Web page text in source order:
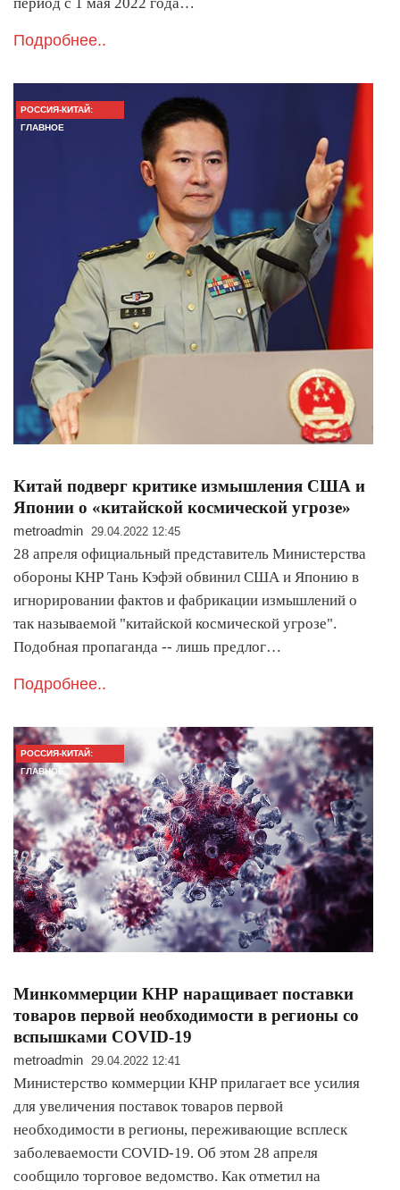
период с 1 мая 2022 года…
Подробнее..
РОССИЯ-КИТАЙ:
ГЛАВНОЕ
Китай подверг критике измышления США и
Японии о «китайской космической угрозе»
metroadmin 29.04.2022 12:45
28 апреля официальный представитель Министерства
обороны КНР Тань Кэфэй обвинил США и Японию в
игнорировании фактов и фабрикации измышлений о
так называемой "китайской космической угрозе".
Подобная пропаганда -- лишь предлог…
Подробнее..
РОССИЯ-КИТАЙ:
ГЛАВНОЕ
Минкоммерции КНР наращивает поставки
товаров первой необходимости в регионы со
вспышками COVID-19
metroadmin 29.04.2022 12:41
Министерство коммерции КНР прилагает все усилия
для увеличения поставок товаров первой
необходимости в регионы, переживающие всплеск
заболеваемости COVID-19. Об этом 28 апреля
сообщило торговое ведомство. Как отметил на